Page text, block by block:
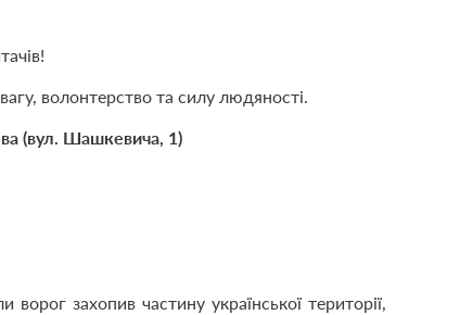
волонтерство та силу людяності.
(вул. Шашкевича, 1)
захопив частину української території,